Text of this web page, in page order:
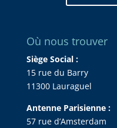
Où nous trouver
Siège Social :
15 rue du Barry
11300 Lauraguel
Antenne Parisienne :
57 rue d’Amsterdam